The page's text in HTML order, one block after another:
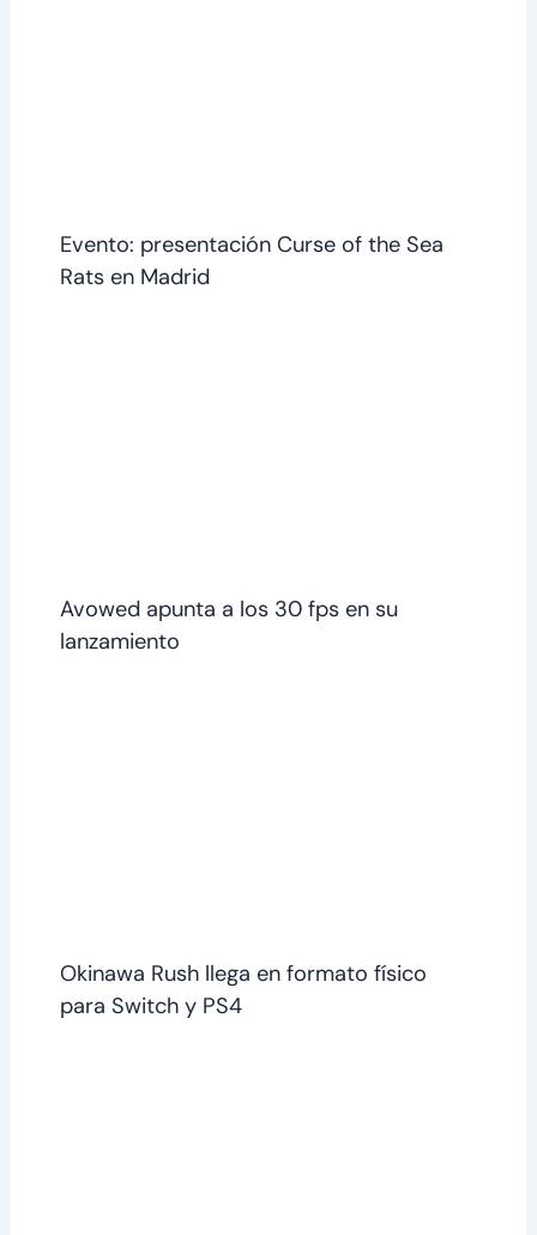
Evento: presentación Curse of the Sea
Rats en Madrid
Avowed apunta a los 30 fps en su
lanzamiento
Okinawa Rush llega en formato físico
para Switch y PS4